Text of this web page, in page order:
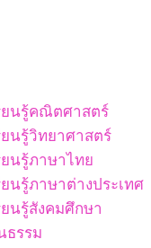
ยนรู้คณิตศาสตร์
ยนรู้วิทยาศาสตร์
ยนรู้ภาษาไทย
นรู้ภาษาต่างประเทศ
นรู้สังคมศึกษา
ธรรม